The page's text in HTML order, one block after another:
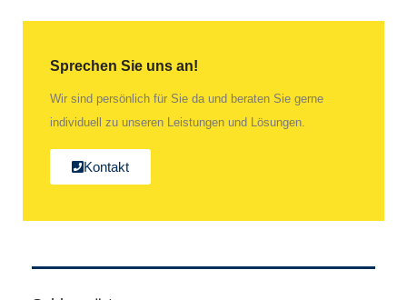
Sprechen Sie uns an!
Wir sind persönlich für Sie da und beraten Sie gerne
individuell zu unseren Leistungen und Lösungen.
Kontakt